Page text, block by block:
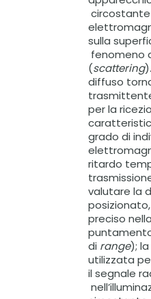
circostante
sulla
fenomeno
(scattering
diffuso
per la
grado di
ritardo
valutare la
preciso
di range);
utilizzata
il segnale